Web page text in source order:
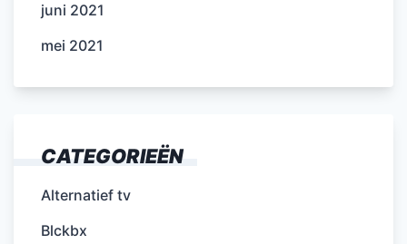
juni 2021
mei 2021
CATEGORIEËN
Alternatief tv
Blckbx